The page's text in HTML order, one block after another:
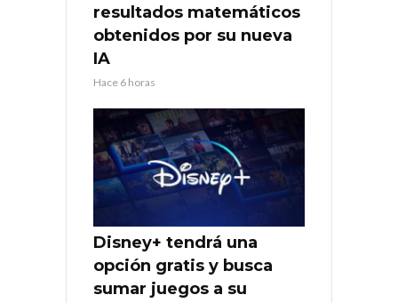
resultados matemáticos
obtenidos por su nueva
IA
Hace 6 horas
Disney+ tendrá una
opción gratis y busca
sumar juegos a su